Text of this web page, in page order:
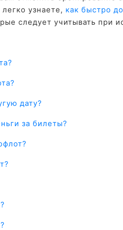
узнаете, как быстро
следует учитывать при
дату?
за билеты?